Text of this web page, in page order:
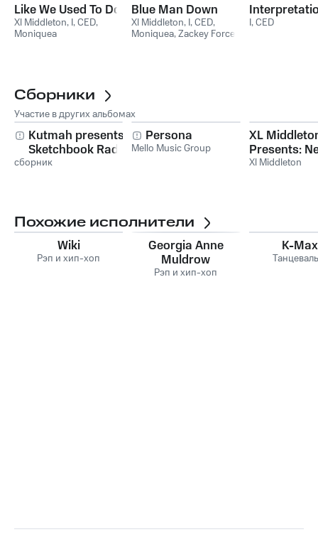
Like We Used To Do
Xl Middleton, I, CED,
Moniquea
Blue Man Down
Xl Middleton, I, CED,
Moniquea,Zackey Force
I, CED
Сборники
Участие в других альбомах
Kutmah presents:
Sketchbook Radio
Archives, Vol. 1
сборник
Persona
Mello Music Group
XL
Presents:
Directions
Xl Middleton
Похожие исполнители
Wiki
Рэп и хип-хоп
Georgia Anne
Muldrow
Рэп и хип-хоп
K-